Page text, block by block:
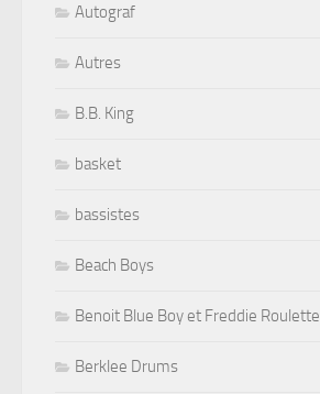
Autograf
Autres
B.B. King
basket
bassistes
Beach Boys
Benoit Blue Boy et Freddie Roulette
Berklee Drums